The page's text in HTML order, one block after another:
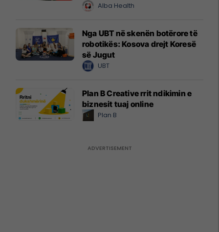
Alba Health
Nga UBT në skenën botërore të
robotikës: Kosova drejt Koresë
së Jugut
UBT
Plan B Creative rrit ndikimin e
biznesit tuaj online
Plan B